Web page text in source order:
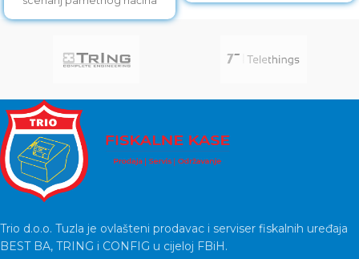
rada.
Trio d.o.o. Tuzla je ovlašteni prodavac i serviser fiskalnih uređaja
BEST BA, TRING i CONFIG u cijeloj FBiH.